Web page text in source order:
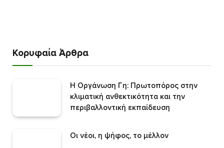
Κορυφαία Άρθρα
Η Οργάνωση Γη: Πρωτοπόρος στην
κλιματική ανθεκτικότητα και την
περιβαλλοντική εκπαίδευση
Οι νέοι, η ψήφος, το μέλλον